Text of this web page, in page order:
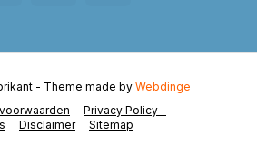
Privacy Policy -
Disclaimer Sitemap
- Theme made by Webdinge